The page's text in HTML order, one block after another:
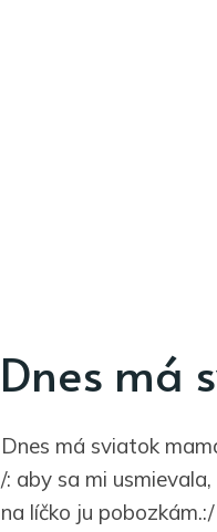
Dnes má
Dnes má sviatok
/: aby sa mi usmievala,
na líčko ju pobozkám.:/